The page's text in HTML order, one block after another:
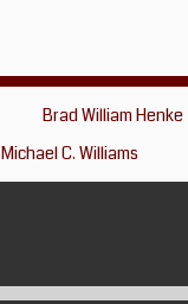
Brad William Henke
Michael C. Williams